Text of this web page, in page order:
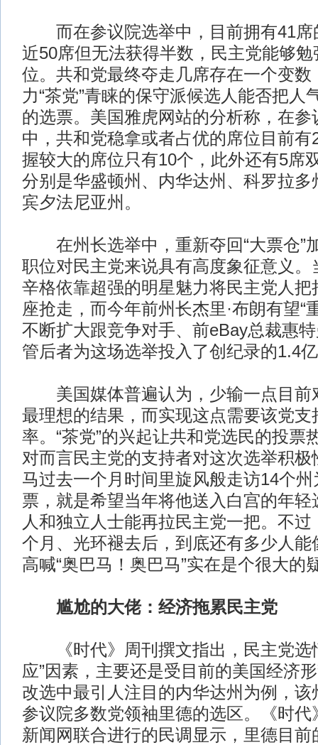
而在参议院选举中，目前拥有41席
近50席但无法获得半数，民主党能够
位。共和党最终夺走几席存在一个变数
力“茶党”青睐的保守派候选人能否把人
的选票。美国雅虎网站的分析称，在参
中，共和党稳拿或者占优的席位目前有
握较大的席位只有10个，此外还有5席
分别是华盛顿州、内华达州、科罗拉多
宾夕法尼亚州。
在州长选举中，重新夺回“大票仓”
职位对民主党来说具有高度象征意义。
辛格依靠超强的明星魅力将民主党人把
座抢走，而今年前州长杰里·布朗有望“
不断扩大跟竞争对手、前eBay总裁惠
管后者为这场选举投入了创纪录的1.4
美国媒体普遍认为，少输一点目前
最理想的结果，而实现这点需要该党支
率。“茶党”的兴起让共和党选民的投票
对而言民主党的支持者对这次选举积极
马过去一个月时间里旋风般走访14个
票，就是希望当年将他送入白宫的年轻
人和独立人士能再拉民主党一把。不
个月、光环褪去后，到底还有多少人能
高喊“奥巴马！奥巴马”实在是个很大的
尴尬的大佬：经济拖累民主党
《时代》周刊撰文指出，民主党选
应”因素，主要还是受目前的美国经济
改选中最引人注目的内华达州为例，该
参议院多数党领袖里德的选区。《时代
新闻网联合进行的民调显示，里德目前